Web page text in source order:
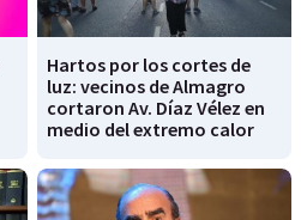
Hartos por los cortes de
luz: vecinos de Almagro
cortaron Av. Díaz Vélez en
medio del extremo calor